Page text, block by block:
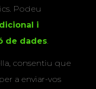
Podeu
i
de dades.
consentiu que
a enviar-vos